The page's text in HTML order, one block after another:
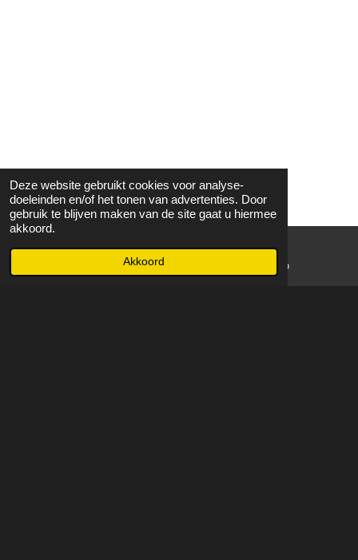
Deze website gebruikt cookies voor analyse-
doeleinden en/of het tonen van advertenties. Door
gebruik te blijven maken van de site gaat u hiermee
akkoord.
Akkoord WhatsApp